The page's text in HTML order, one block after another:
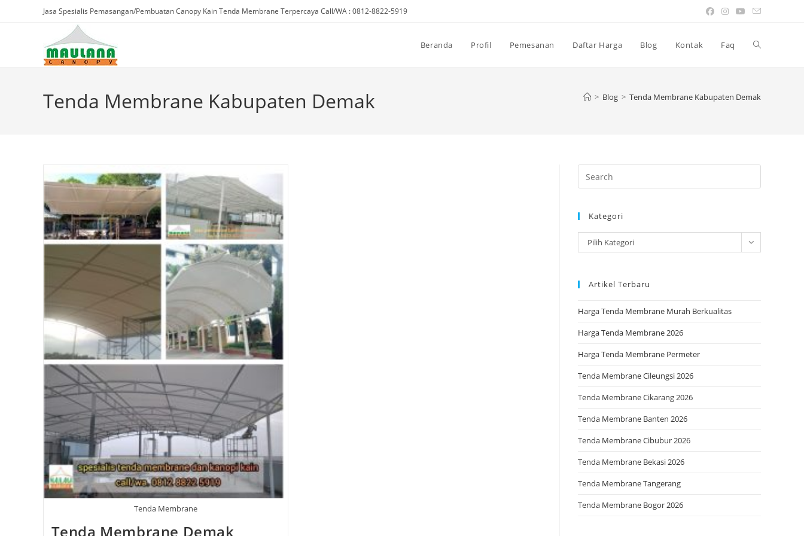
Jasa Spesialis Pemasangan/Pembuatan Canopy Kain Tenda Membrane Terpercaya Call/WA : 0812-8822-5919
Beranda Profil Pemesanan Daftar Harga Blog Kontak Faq Toggle
Tenda Membrane Kabupaten Demak > Blog > Tenda Membrane Kabupaten Demak
Tenda Membrane
Tenda Membrane Demak
Escape
the
Kategori
Kategori
Pilih Kategori
Artikel Terbaru
Harga Tenda Membrane Murah Berkualitas
Harga Tenda Membrane 2026
Harga Tenda Membrane Permeter
Tenda Membrane Cileungsi 2026
Tenda Membrane Cikarang 2026
Tenda Membrane Banten 2026
Tenda Membrane Cibubur 2026
Tenda Membrane Bekasi 2026
Tenda Membrane Tangerang
Tenda Membrane Bogor 2026